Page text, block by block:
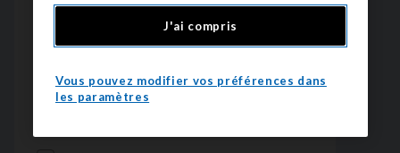
J'ai compris
Vous pouvez modifier vos préférences dans
les paramètres